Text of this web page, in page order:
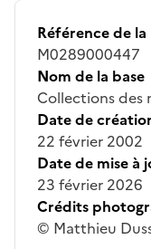
Référence de
M0289000447
Nom de la base
Collections des
Date de
22 février 2002
Date de mise à
23 février 2026
Crédits
© Matthieu